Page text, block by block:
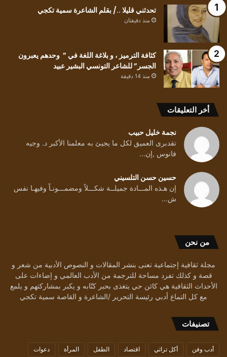
تحدثني قليلا ../ بقلم الشاعرة سمية تكجي
منذ دقيقتان
كثافة الترميز ، و بلاغة اللغة في ” وحدهم يعبرون
الجسر” للشاعر التونسي البشير عبيد
منذ 14 دقيقة
أخر التعليقات
نجمة خليل حبيب
تقدبرى العميق لكل ما يجيئ به معلمنا الأكبر د. وجيه
فانوس ,إن...
حسين حسن التلسيني
إن هـذه المـــادة جميلــة شكـــلاً ومضمـــونـاً وفيهـا نفس
ش...
من نحن
مجلة ثقافية إجتماعية تعنى بنشر المقالات و النصوص الأدبية من شعر و
قصة و كذلك تفرد مساحة للترجمة من الأدب العالمي و إضاءات على
الأحداث الثقافية هي كائن حي يتغذى بحبر كتّابه و يكبر بمشاركتهم و يلمع
مع كل التماع أدبي رئيسة التحرير /الشاعرة و القاصة سمية تكجي
تصنيفات
أدب وفن أكل تراثي اقتصاد الطفل المرأة دعوات